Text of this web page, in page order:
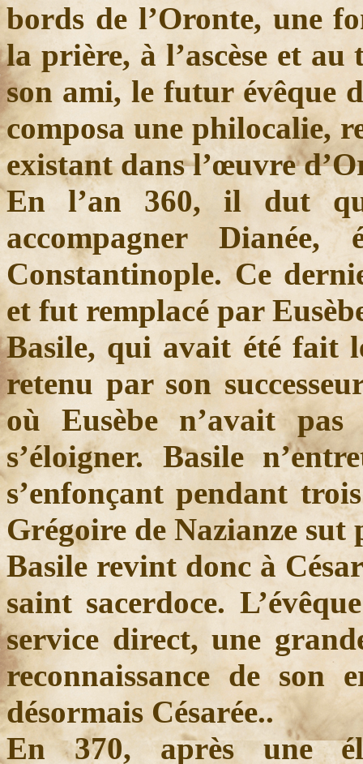
bords de l’Oronte, une
la prière, à l’ascèse et
son ami, le futur évêque
composa une philocalie,
existant dans l’œuvre
En l’an 360, il dut
accompagner Dianée,
Constantinople. Ce
et fut remplacé par
Basile, qui avait été fait
retenu par son
où Eusèbe n’avait
s’éloigner. Basile
s’enfonçant pendant
Grégoire de Nazianze sut
Basile revint donc à
saint sacerdoce.
service direct, une
reconnaissance de son
désormais Césarée..
En 370, après une